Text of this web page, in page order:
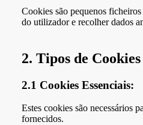
Cookies são pequenos
do utilizador e recolher dados
2. Tipos de
2.1 Cookies Essenciais:
Estes cookies são necessários
fornecidos.